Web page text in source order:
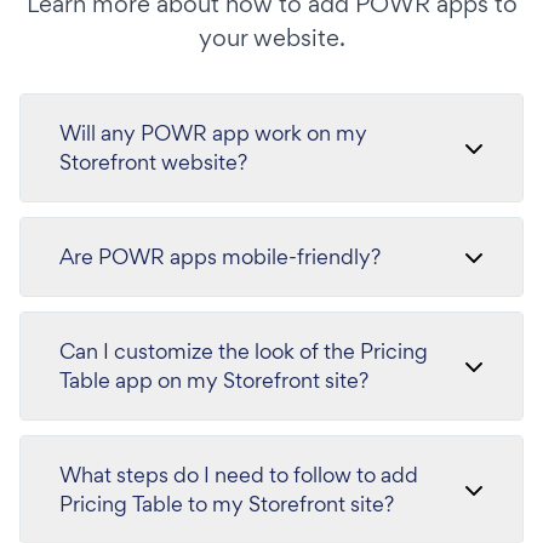
your website.
Will any POWR app work on my
Storefront website?
Are POWR apps mobile-friendly?
Can I customize the look of the Pricing
Table app on my Storefront site?
What steps do I need to follow to add
Pricing Table to my Storefront site?